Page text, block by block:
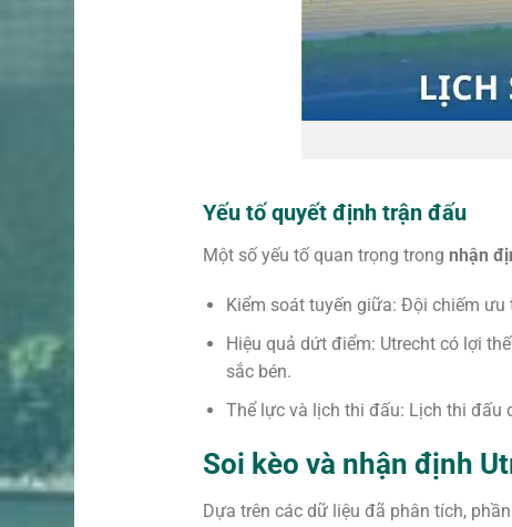
Yếu tố quyết định trận đấu
Một số yếu tố quan trọng trong nhận
Kiểm soát tuyến giữa: Đội chiếm
Hiệu quả dứt điểm: Utrecht có lợi
sắc bén.
Thể lực và lịch thi đấu: Lịch thi đấu
Soi kèo và nhận định
Dựa trên các dữ liệu đã phân tích,